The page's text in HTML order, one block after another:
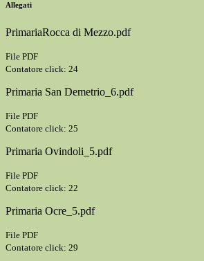
Allegati
PrimariaRocca di Mezzo.pdf
File PDF
Contatore click: 24
Primaria San Demetrio_6.pdf
File PDF
Contatore click: 25
Primaria Ovindoli_5.pdf
File PDF
Contatore click: 22
Primaria Ocre_5.pdf
File PDF
Contatore click: 29